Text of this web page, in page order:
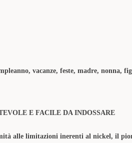
vacanze, feste, madre, nonna,
E FACILE DA INDOSSARE
alle limitazioni inerenti al nickel, il